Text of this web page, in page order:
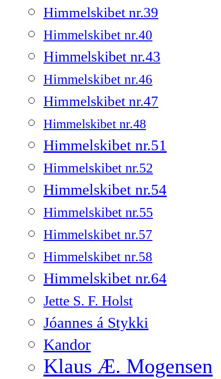
Himmelskibet nr.39
Himmelskibet nr.40
Himmelskibet nr.43
Himmelskibet nr.46
Himmelskibet nr.47
Himmelskibet nr.48
Himmelskibet nr.51
Himmelskibet nr.52
Himmelskibet nr.54
Himmelskibet nr.55
Himmelskibet nr.57
Himmelskibet nr.58
Himmelskibet nr.64
Jette S. F. Holst
Jóannes á Stykki
Kandor
Klaus Æ. Mogensen